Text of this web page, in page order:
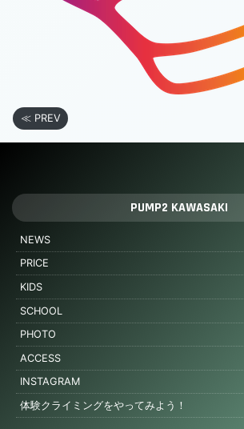
≪ PREV
PUMP2 KAWASAKI
NEWS
PRICE
KIDS
SCHOOL
PHOTO
ACCESS
INSTAGRAM
体験クライミングをやってみよう！